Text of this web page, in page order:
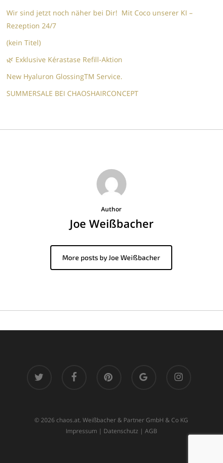
Wir sind jetzt noch näher bei Dir! Mit Coco unserer KI –
Rezeption 24/7
(kein Titel)
🌿 Exklusive Kérastase Refill-Aktion
New Hyaluron GlossingTM​ Service.​
SUMMERSALE BEI CHAOSHAIRCONCEPT
Author
Joe Weißbacher
More posts by Joe Weißbacher
plus
© 2026 chaos.at. Weißbacher & Partner GmbH & Co KG
Impressum | Datenschutz | AGB